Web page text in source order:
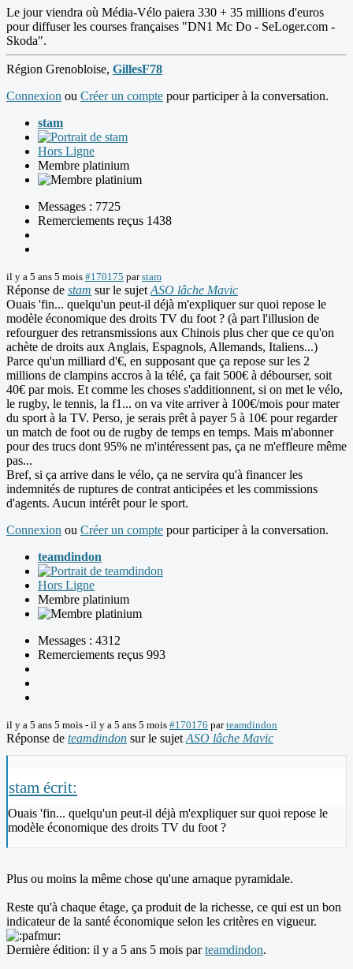
Le jour viendra où Média-Vélo paiera 330 + 35 millions d'euros
pour diffuser les courses françaises "DN1 Mc Do - SeLoger.com -
Skoda".
Région Grenobloise, GillesF78
Connexion ou Créer un compte pour participer à la conversation.
stam
Hors Ligne
Membre platinium
Messages : 7725
Remerciements reçus 1438
il y a 5 ans 5 mois #170175 parstam
Réponse de stam sur le sujet ASO lâche Mavic
Ouais 'fin... quelqu'un peut-il déjà m'expliquer sur quoi repose le
modèle économique des droits TV du foot ? (à part l'illusion de
refourguer des retransmissions aux Chinois plus cher que ce qu'on
achète de droits aux Anglais, Espagnols, Allemands, Italiens...)
Parce qu'un milliard d'€, en supposant que ça repose sur les 2
millions de clampins accros à la télé, ça fait 500€ à débourser, soit
40€ par mois. Et comme les choses s'additionnent, si on met le vélo,
le rugby, le tennis, la f1... on va vite arriver à 100€/mois pour mater
du sport à la TV. Perso, je serais prêt à payer 5 à 10€ pour regarder
un match de foot ou de rugby de temps en temps. Mais m'abonner
pour des trucs dont 95% ne m'intéressent pas, ça ne m'effleure même
pas...
Bref, si ça arrive dans le vélo, ça ne servira qu'à financer les
indemnités de ruptures de contrat anticipées et les commissions
d'agents. Aucun intérêt pour le sport.
Connexion ou Créer un compte pour participer à la conversation.
teamdindon
Hors Ligne
Membre platinium
Messages : 4312
Remerciements reçus 993
il y a 5 ans 5 mois - il y a 5 ans 5 mois #170176 parteamdindon
Réponse de teamdindon sur le sujet ASO lâche Mavic
stam écrit:
Ouais 'fin... quelqu'un peut-il déjà m'expliquer sur quoi repose le
modèle économique des droits TV du foot ?
Plus ou moins la même chose qu'une arnaque pyramidale.
Reste qu'à chaque étage, ça produit de la richesse, ce qui est un bon
indicateur de la santé économique selon les critères en vigueur.
Dernière édition: il y a 5 ans 5 mois parteamdindon.